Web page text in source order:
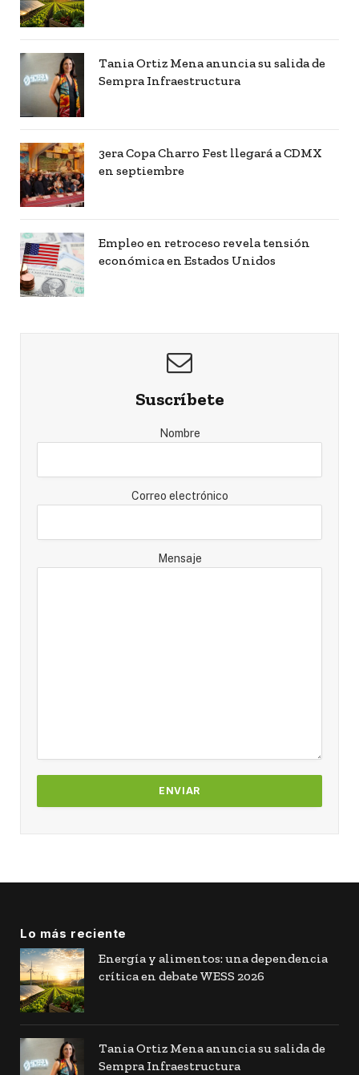
Tania Ortiz Mena anuncia su salida de
Sempra Infraestructura
3era Copa Charro Fest llegará a CDMX
en septiembre
Empleo en retroceso revela tensión
económica en Estados Unidos
Suscríbete
Nombre
Correo electrónico
Mensaje
Lo más reciente
Energía y alimentos: una dependencia
crítica en debate WESS 2026
Tania Ortiz Mena anuncia su salida de
Sempra Infraestructura